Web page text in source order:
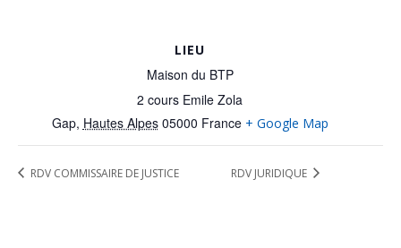
LIEU
Maison du BTP
2 cours Emile Zola
Gap, Hautes Alpes 05000 France + Google Map
RDV COMMISSAIRE DE JUSTICE RDV JURIDIQUE